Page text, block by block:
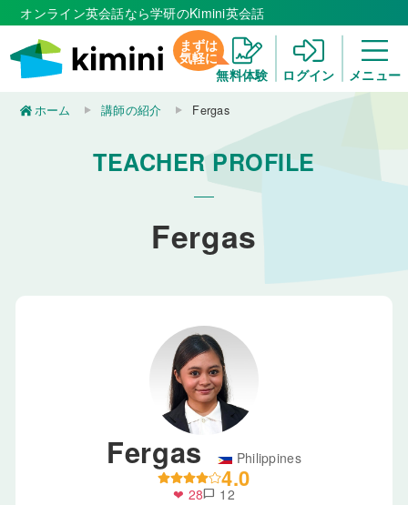
オンライン英会話なら学研のKimini英会話
まずは
気軽に
無料体験
ログイン メニュー
ホーム 講師の紹介 Fergas
TEACHER PROFILE
Fergas
Fergas Philippines
4.0
❤ 28chat_bubble 12